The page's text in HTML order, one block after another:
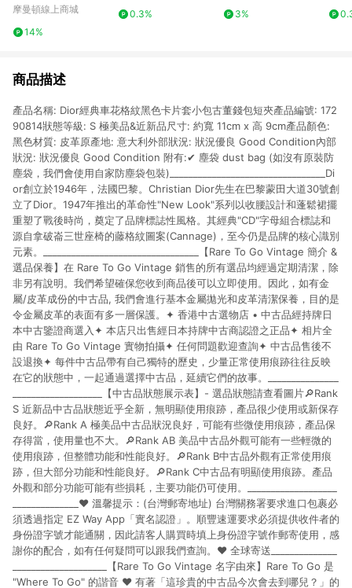
0904000069
摩曼頓線上商城
14%
0.3%
3%
商品描述
產品名稱: Dior經典車花格紋黑色卡片套小包古董錢包短夾產品編號: 172
90814狀態等級: S 極美品&近新品尺寸: 約寬 11cm x 高 9cm產品顏色:
黑色材質: 皮革原產地: 意大利外部狀況: 狀況優良 Good Condition內部
狀況: 狀況優良 Good Condition 附有:✔ 塵袋 dust bag (如沒有原裝防
塵袋，我們會使用自家防塵袋包裝)_________________________________Di
or創立於1946年，法國巴黎。Christian Dior先生在巴黎蒙田大道30號創
立了Dior。1947年推出的革命性"New Look"系列以收腰設計和蓬鬆裙擺
重塑了戰後時尚，奠定了品牌標誌性風格。其經典"CD"字母組合標誌和
源自拿破崙三世座椅的藤格紋圖案(Cannage)，至今仍是品牌的核心識別
元素。_________________________________【Rare To Go Vintage 簡介 &
選品保養】在 Rare To Go Vintage 銷售的所有選品均經過定期清潔，除
非另有說明。我們希望確保您收到商品後可以立即使用。因此，如有金
屬/皮革成份的中古品, 我們會進行基本金屬拋光和皮革清潔保養，目的是
令金屬皮革的表面有多一層保護。✦ 香港中古選物店 • 中古品經持牌日
本中古鑒證商選入✦ 本店只出售經日本持牌中古商認證之正品✦ 相片全
由 Rare To Go Vintage 實物拍攝✦ 任何問題歡迎查詢✦ 中古品售後不
設退換✦ 每件中古品帶有自己獨特的歷史，少量正常使用痕跡往往反映
在它的狀態中，一起通過選擇中古品，延續它們的故事。_______________
___________________【中古品狀態展示表】- 選品狀態請查看圖片🔎Rank
S 近新品中古品狀態近乎全新，無明顯使用痕跡，產品很少使用或新保存
良好。🔎Rank A 極美品中古品狀況良好，可能有些微使用痕跡，產品保
存得當，使用量也不大。🔎Rank AB 美品中古品外觀可能有一些輕微的
使用痕跡，但整體功能和性能良好。🔎Rank B中古品外觀有正常使用痕
跡，但大部分功能和性能良好。🔎Rank C中古品有明顯使用痕跡。產品
外觀和部分功能可能有些損耗，主要功能仍可使用。___________________
______________♥ 溫馨提示：(台灣郵寄地址) 台灣關務署要求進口包裹必
須透過指定 EZ Way App「實名認證」。順豐速運要求必須提供收件者的
身份證字號才能通關，因此請客人購買時填上身份證字號作郵寄使用，感
謝你的配合，如有任何疑問可以跟我們查詢。♥ 全球寄送______________
____________________【Rare To Go Vintage 名字由來】Rare To Go 是
"Where To Go" 的諧音 ♥ 有著「這珍貴的中古品今次會去到哪兒？」的